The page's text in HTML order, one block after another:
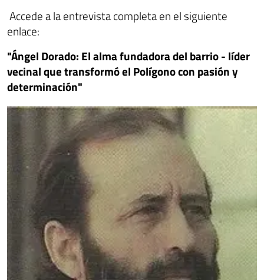
Accede a la entrevista completa en el siguiente
enlace:
"Ángel Dorado: El alma fundadora del barrio - líder
vecinal que transformó el Polígono con pasión y
determinación"